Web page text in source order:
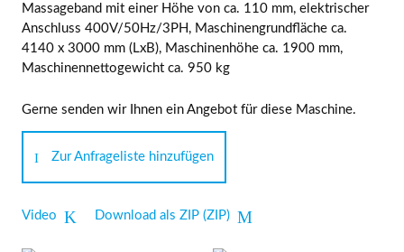
Massageband mit einer Höhe von ca. 110 mm, elektrischer
Anschluss 400V/50Hz/3PH, Maschinengrundfläche ca.
4140 x 3000 mm (LxB), Maschinenhöhe ca. 1900 mm,
Maschinennettogewicht ca. 950 kg
Gerne senden wir Ihnen ein Angebot für diese Maschine.
Zur Anfrageliste hinzufügen
Video Download als ZIP (ZIP)